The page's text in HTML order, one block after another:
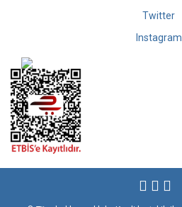
Twitter
Instagram